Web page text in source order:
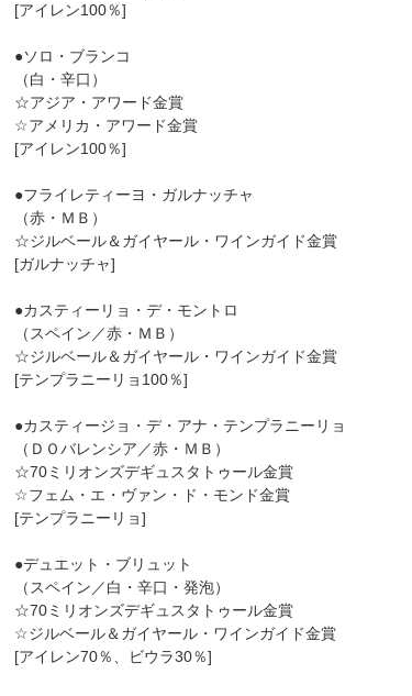
[アイレン100％]
●ソロ・ブランコ
（白・辛口）
☆アジア・アワード金賞
☆アメリカ・アワード金賞
[アイレン100％]
●フライレティーヨ・ガルナッチャ
（赤・ＭＢ）
☆ジルベール＆ガイヤール・ワインガイド金賞
[ガルナッチャ]
●カスティーリョ・デ・モントロ
（スペイン／赤・ＭＢ）
☆ジルベール＆ガイヤール・ワインガイド金賞
[テンプラニーリョ100％]
●カスティージョ・デ・アナ・テンプラニーリョ
（ＤＯバレンシア／赤・ＭＢ）
☆70ミリオンズデギュスタトゥール金賞
☆フェム・エ・ヴァン・ド・モンド金賞
[テンプラニーリョ]
●デュエット・ブリュット
（スペイン／白・辛口・発泡）
☆70ミリオンズデギュスタトゥール金賞
☆ジルベール＆ガイヤール・ワインガイド金賞
[アイレン70％、ビウラ30％]